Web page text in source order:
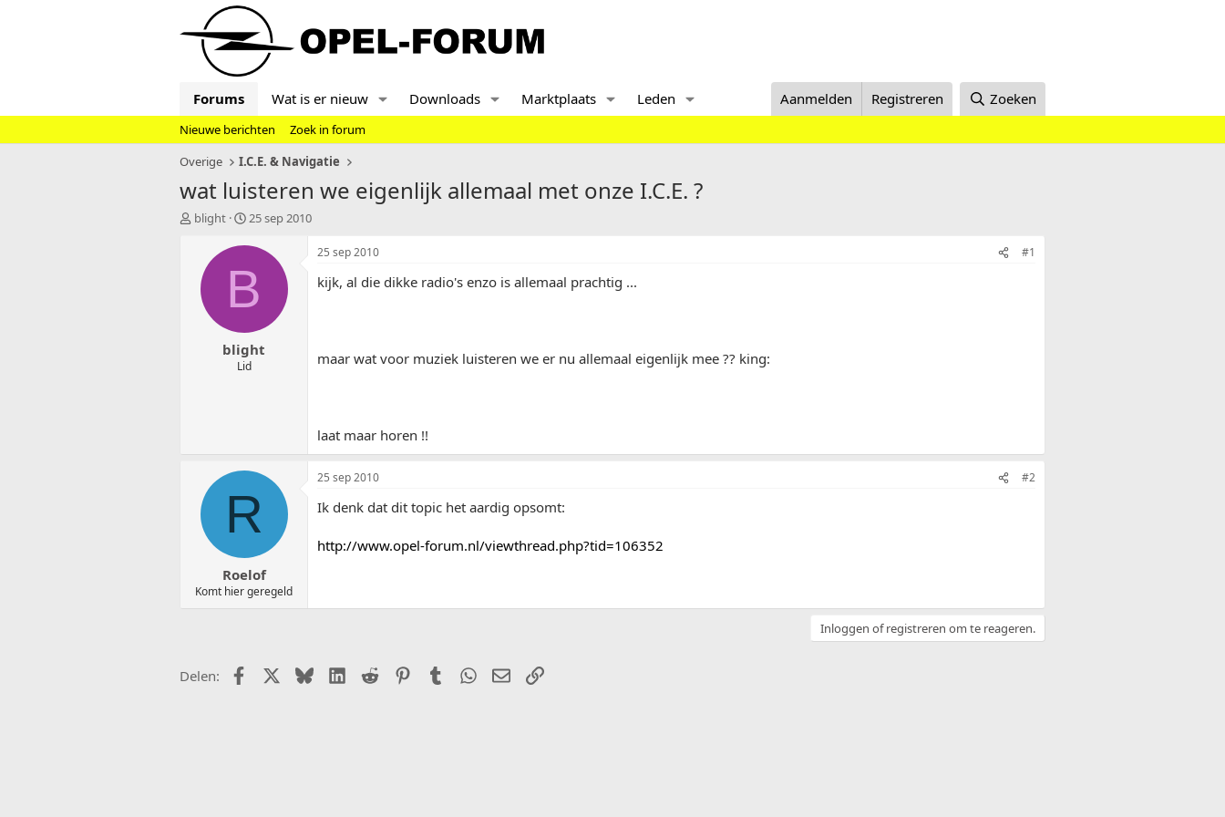
Forums Wat is er nieuw Downloads Marktplaats Leden Aanmelden Registreren Zoeken
Nieuwe berichten
Zoek in forum
Overige
I.C.E. & Navigatie
wat luisteren we eigenlijk allemaal met onze I.C.E. ?
T
blight
S
a
t
d
t
u
m
25 sep 2010
B
blight
Lid
25 sep 2010 #1
kijk, al die dikke radio's enzo is allemaal prachtig ...
maar wat voor muziek luisteren we er nu allemaal eigenlijk mee ?? king:
laat maar horen !!
R
Roelof
Komt hier geregeld
25 sep 2010 #2
Ik denk dat dit topic het aardig opsomt:
http://www.opel-forum.nl/viewthread.php?tid=106352
Inloggen of registreren om te reageren.
Delen: FacebookX (Twitter)
BlueskyLinkedIn
Reddit PinterestTumblr WhatsApp
E-mailLink